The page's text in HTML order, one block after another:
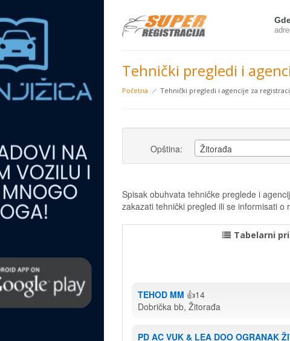
Tehnički pregledi i
Početna Tehnički pregledi i agencije za
Opština: Žitorađa
Spisak obuhvata tehničke preglede i
zakazati tehnički pregled ili se informisati
Tabelarni
TEHOD MM 👍14
Dobrička bb, Žitorađa
PD AC VUK & LEA DOO OGRANAK